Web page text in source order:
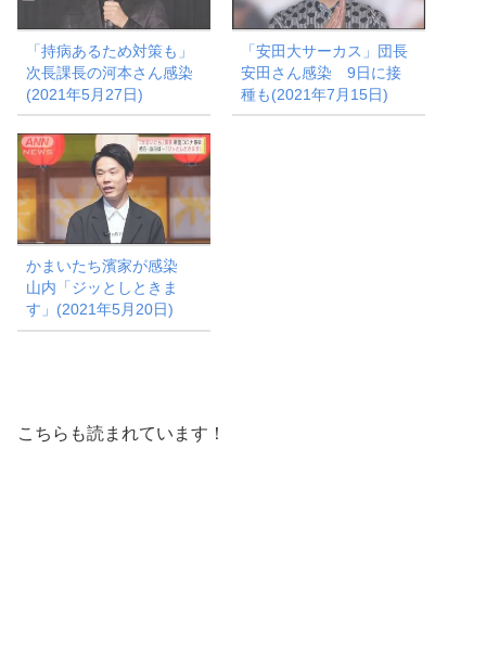
「持病あるため対策も」
次長課長の河本さん感染
(2021年5月27日)
「安田大サーカス」団長
安田さん感染 9日に接
種も(2021年7月15日)
かまいたち濱家が感染
山内「ジッとしときま
す」(2021年5月20日)
こちらも読まれています！